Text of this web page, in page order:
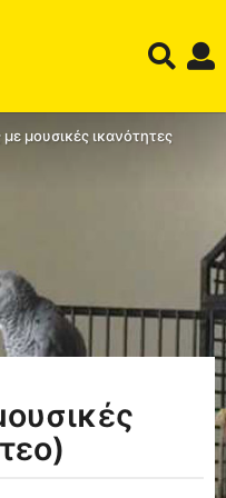
μουσικές ικανότητες